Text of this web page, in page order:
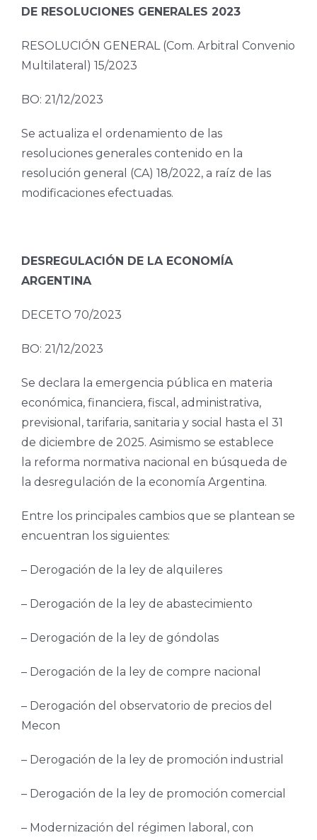
DE RESOLUCIONES GENERALES 2023
RESOLUCIÓN GENERAL (Com. Arbitral Convenio
Multilateral) 15/2023
BO: 21/12/2023
Se actualiza el ordenamiento de las
resoluciones generales contenido en la
resolución general (CA) 18/2022, a raíz de las
modificaciones efectuadas.
DESREGULACIÓN DE LA ECONOMÍA
ARGENTINA
DECETO 70/2023
BO: 21/12/2023
Se declara la emergencia pública en materia
económica, financiera, fiscal, administrativa,
previsional, tarifaria, sanitaria y social hasta el 31
de diciembre de 2025. Asimismo se establece
la reforma normativa nacional en búsqueda de
la desregulación de la economía Argentina.
Entre los principales cambios que se plantean se
encuentran los siguientes:
– Derogación de la ley de alquileres
– Derogación de la ley de abastecimiento
– Derogación de la ley de góndolas
– Derogación de la ley de compre nacional
– Derogación del observatorio de precios del
Mecon
– Derogación de la ley de promoción industrial
– Derogación de la ley de promoción comercial
– Modernización del régimen laboral, con